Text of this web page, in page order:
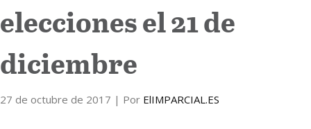
elecciones el 21 de
diciembre
27 de octubre de 2017 | Por ElIMPARCIAL.ES